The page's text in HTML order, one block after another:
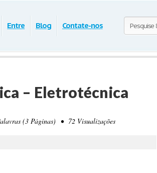
Entre Blog Contate-nos
– Eletrotécnica
(3 Páginas) • 72 Visualizações